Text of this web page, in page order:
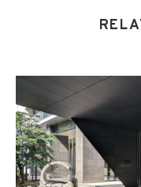
も外国に所在する場合を含みま
ため。なお、KWエージェントと
(8) 当社サービスを介して販売
センサー、その他KWブランドを
告、その他インターネット上にお
(9) 雇用管理及び社内手続のた
における選考及び連絡のため（
(10) KWエージェント並びに当
情報を当社又はKWライセンサー
ら委託を受けた第三者によって運